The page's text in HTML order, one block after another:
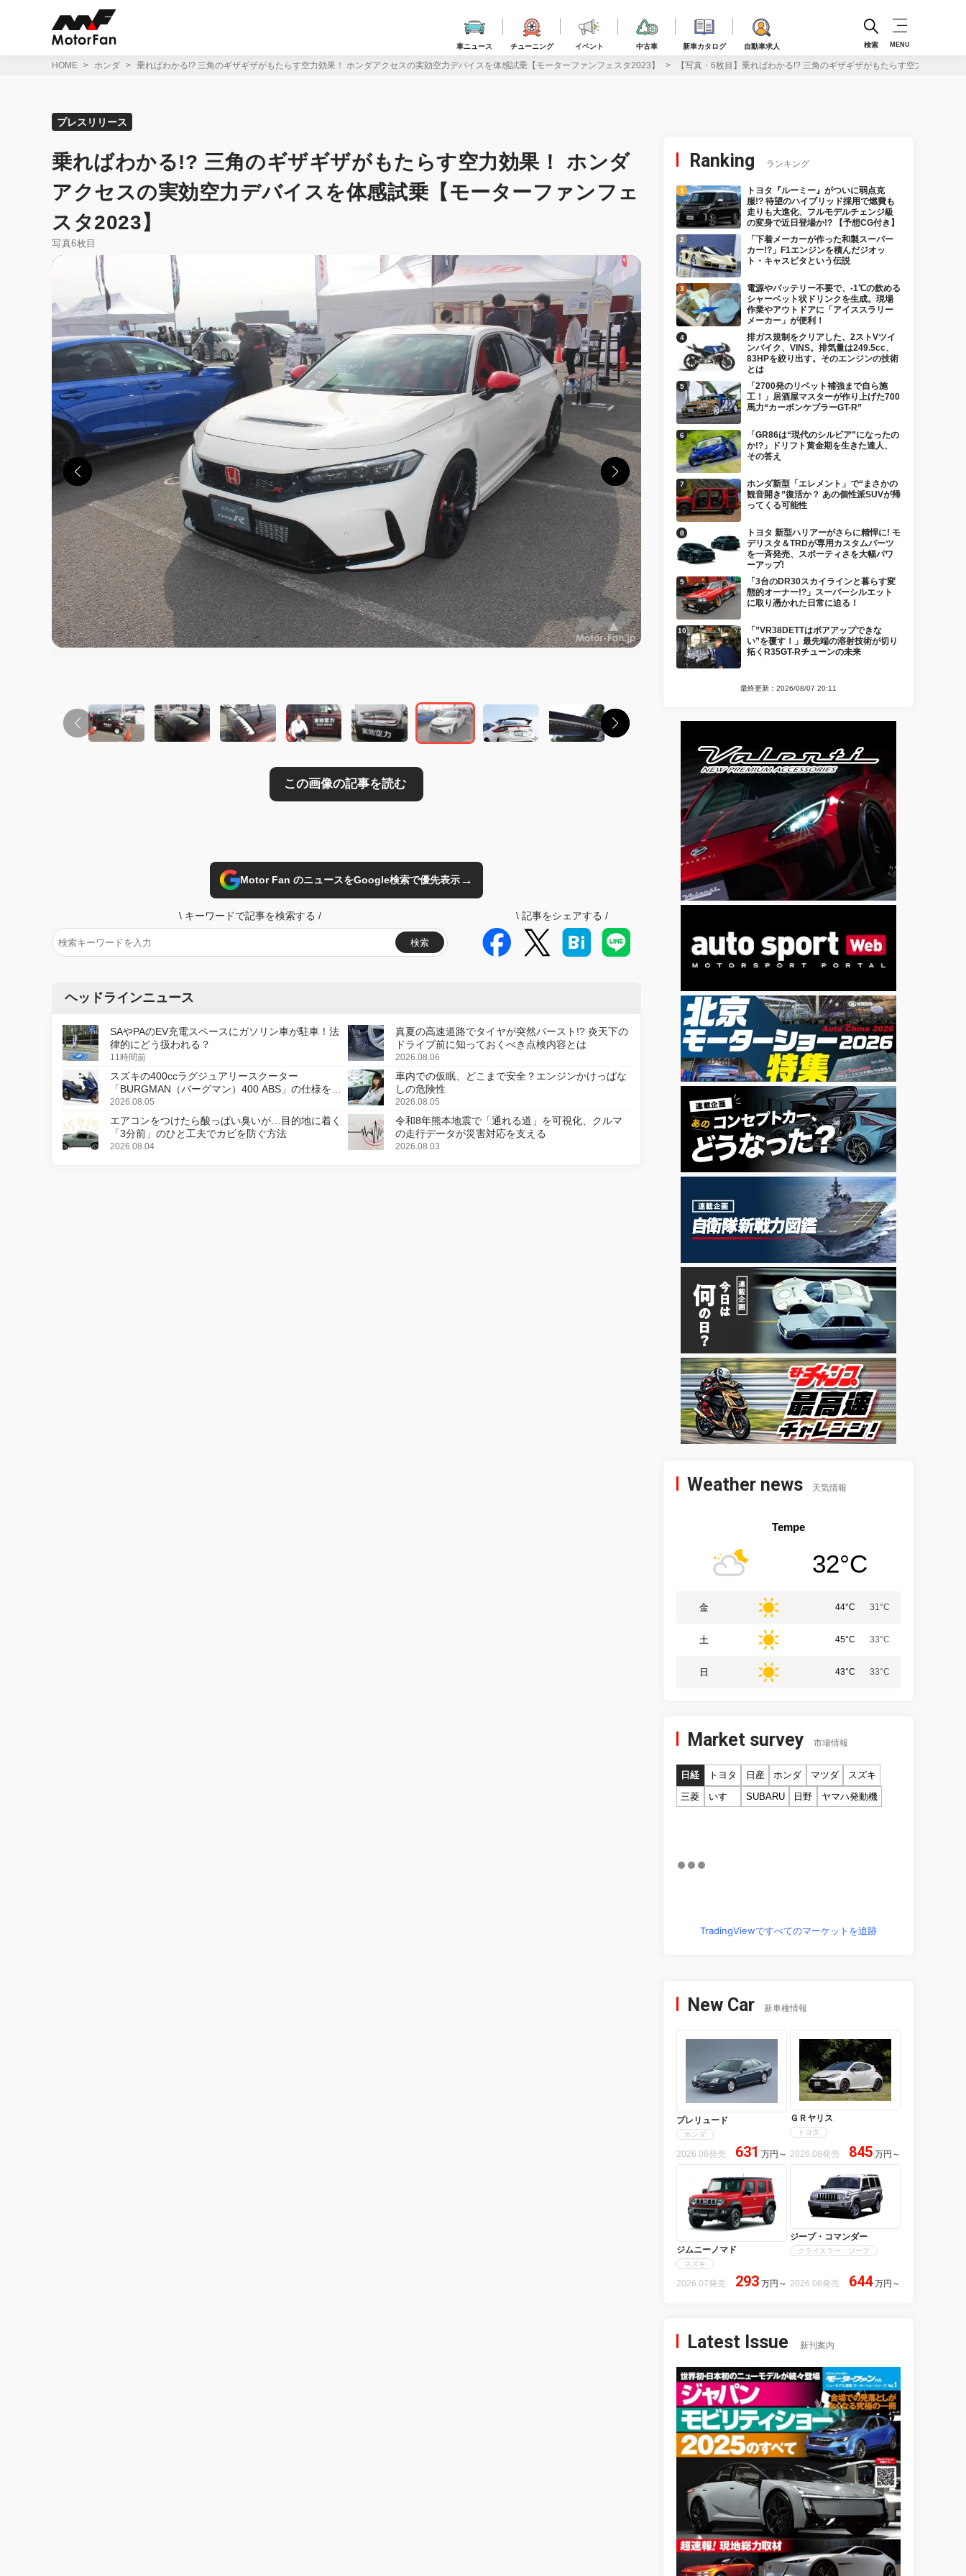
車ニュース チューニング イベント 中古車 新車カタログ 自動車求人 検索 MENU
HOME ホンダ 乗ればわかる!? 三角のギザギザがもたらす空力効果！ ホンダアクセスの実効空力デバイスを体感試乗【モーターファンフェスタ2023】 【写真・6枚目】乗ればわかる!? 三角のギザギザがもたらす空力効果！
プレスリリース
乗ればわかる!? 三角のギザギザがもたらす空力効果！ ホンダ
アクセスの実効空力デバイスを体感試乗【モーターファンフェ
スタ2023】
写真6枚目
Motor Fan のニュースをGoogle検索で優先表示→
\ キーワードで記事を検索する /
検索
\ 記事をシェアする /
ヘッドラインニュース
SAやPAのEV充電スペースにガソリン車が駐車！法
律的にどう扱われる？
11時間前
真夏の高速道路でタイヤが突然バースト!? 炎天下の
ドライブ前に知っておくべき点検内容とは
2026.08.06
スズキの400ccラグジュアリースクーター
「BURGMAN（バーグマン）400 ABS」の仕様を変
更し、8月18日に発売
2026.08.05
車内での仮眠、どこまで安全？エンジンかけっぱな
しの危険性
2026.08.05
エアコンをつけたら酸っぱい臭いが…目的地に着く
「3分前」のひと工夫でカビを防ぐ方法
2026.08.04
令和8年熊本地震で「通れる道」を可視化、クルマ
の走行データが災害対応を支える
2026.08.03
Ranking ランキング
トヨタ『ルーミー』がついに弱点克
服!? 待望のハイブリッド採用で燃費も
走りも大進化、フルモデルチェンジ級
の変身で近日登場か!? 【予想CG付き】
「下着メーカーが作った和製スーパー
カー!?」F1エンジンを積んだジオッ
ト・キャスピタという伝説
電源やバッテリー不要で、-1℃の飲める
シャーベット状ドリンクを生成。現場
作業やアウトドアに「アイススラリー
メーカー」が便利！
排ガス規制をクリアした、2ストVツイ
ンバイク、VINS。排気量は249.5cc、
83HPを絞り出す。そのエンジンの技術
とは
「2700発のリベット補強まで自ら施
工！」居酒屋マスターが作り上げた700
馬力“カーボンケブラーGT-R”
「GR86は“現代のシルビア”になったの
か!?」ドリフト黄金期を生きた達人、
その答え
ホンダ新型「エレメント」で“まさかの
観音開き”復活か？ あの個性派SUVが帰
ってくる可能性
トヨタ 新型ハリアーがさらに精悍に! モ
デリスタ＆TRDが専用カスタムパーツ
を一斉発売、スポーティさを大幅パワ
ーアップ!
「3台のDR30スカイラインと暮らす変
態的オーナー!?」スーパーシルエット
に取り憑かれた日常に迫る！
「”VR38DETTはボアアップできな
い”を覆す！」最先端の溶射技術が切り
拓くR35GT-Rチューンの未来
最終更新：2026/08/07 20:11
Weather news 天気情報
Tempe
32°C
金 44°C 31°C
土 45°C 33°C
日 43°C 33°C
Market survey 市場情報
日経 トヨタ 日産 ホンダ マツダ
スズキ
三菱
いすゞ SUBARU 日野 ヤマハ発動機
TradingViewですべてのマーケットを追跡
New Car 新車種情報
プレリュード
ホンダ
2026.08発売 631 万円 ～
ＧＲヤリス
トヨタ
2026.08発売 845 万円 ～
ジムニーノマド
スズキ
2026.07発売 293 万円 ～
ジープ・コマンダー
クライスラー・ジープ
2026.06発売 644万円 ～
Latest Issue 新刊案内